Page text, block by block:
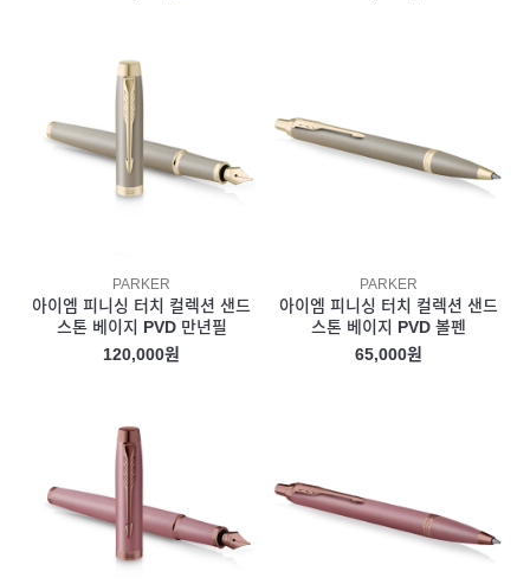
PARKER
아이엠 피니싱 터치 컬렉션 샌드
스톤 베이지 PVD 만년필
120,000원
PARKER
아이엠 피니싱 터치 컬렉션 샌드
스톤 베이지 PVD 볼펜
65,000원